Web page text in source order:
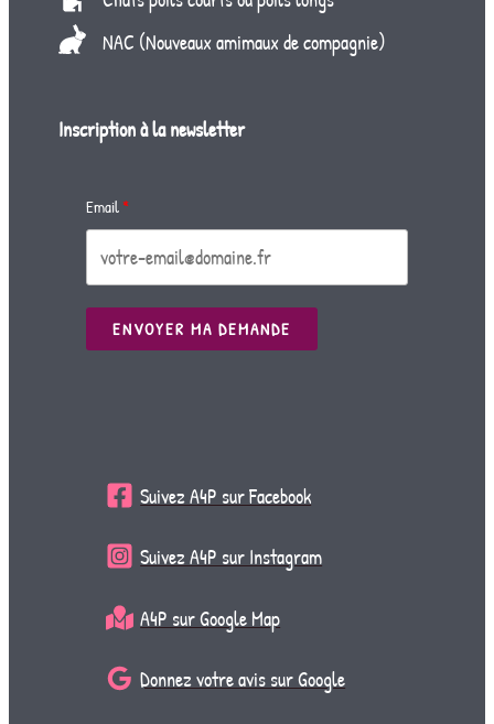
NAC (Nouveaux amimaux de compagnie)
Inscription à la newsletter
Email
ENVOYER MA DEMANDE
Suivez A4P sur Facebook
Suivez A4P sur Instagram
A4P sur Google Map
Donnez votre avis sur Google